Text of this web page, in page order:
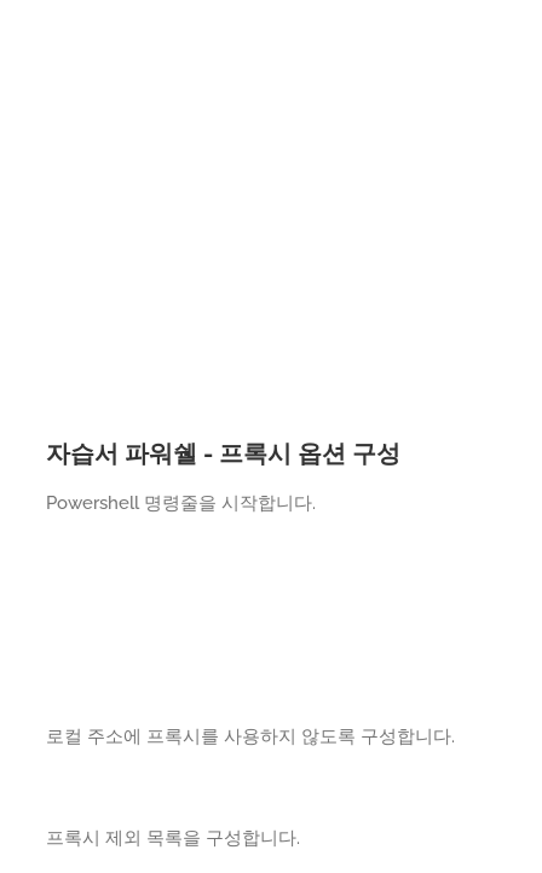
자습서 파워쉘 - 프록시 옵션 구성
Powershell 명령줄을 시작합니다.
로컬 주소에 프록시를 사용하지 않도록 구성합니다.
프록시 제외 목록을 구성합니다.